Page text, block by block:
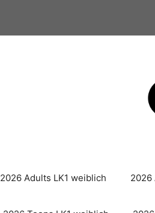
2026 Adults LK1 weiblich 2026